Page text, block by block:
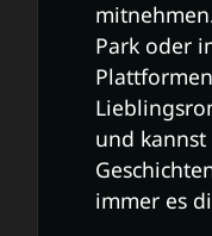
Park oder
und
immer es